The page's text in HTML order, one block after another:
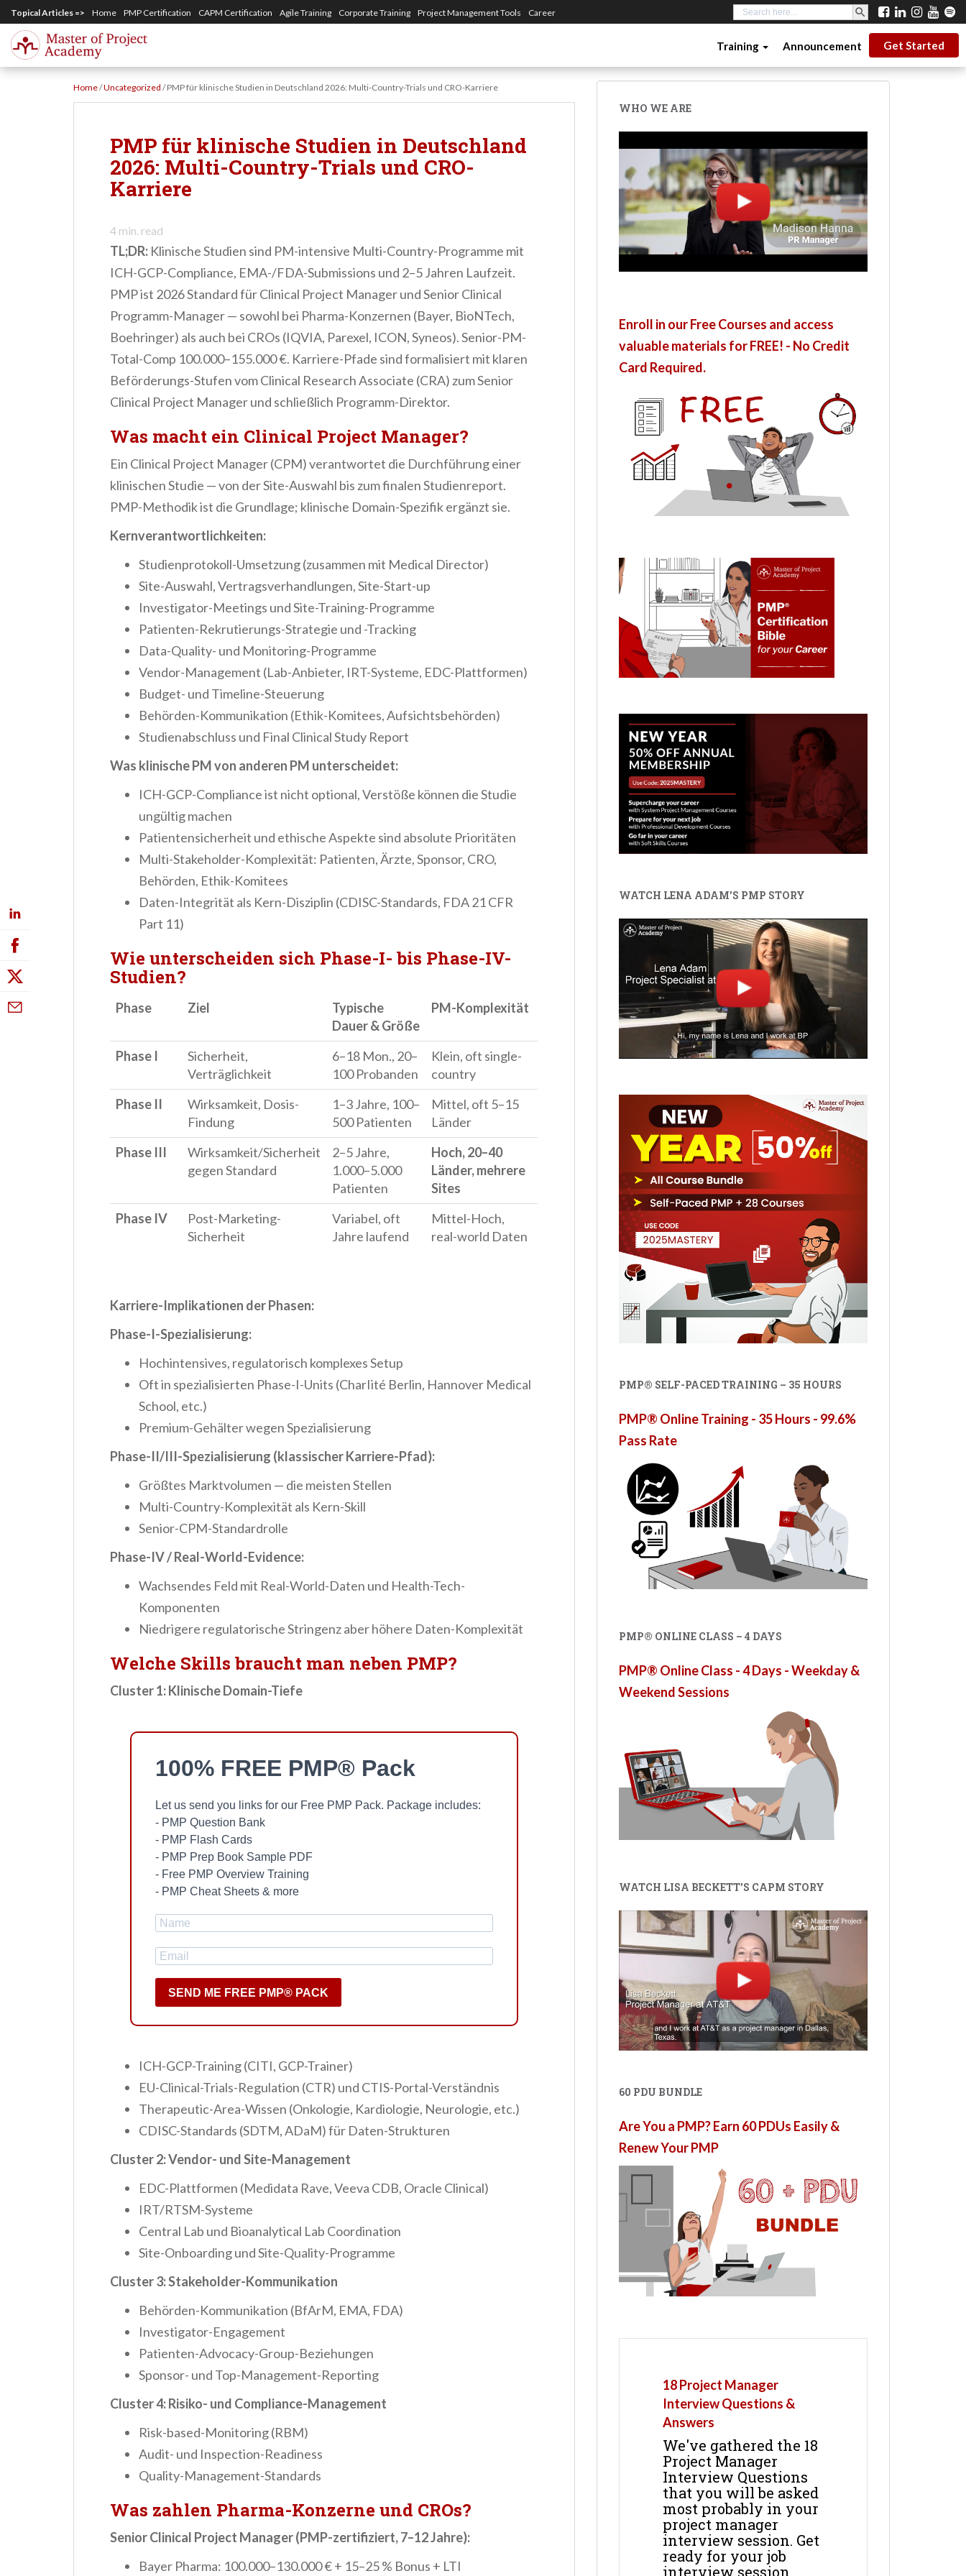
p
Topical Articles => Home PMP Certification CAPM Certification Agile Training Corporate Training Project Management Tools Career
Search
for:
SEARCH BUTTON
Training Announcement Get Started
Home/Uncategorized /PMP für klinische Studien in Deutschland 2026: Multi-Country-Trials und CRO-Karriere
PMP für klinische Studien in Deutschland
2026: Multi-Country-Trials und CRO-
Karriere
4 min. read
TL;DR: Klinische Studien sind PM-intensive Multi-Country-Programme mit
ICH-GCP-Compliance, EMA-/FDA-Submissions und 2–5 Jahren Laufzeit.
PMP ist 2026 Standard für Clinical Project Manager und Senior Clinical
Programm-Manager — sowohl bei Pharma-Konzernen (Bayer, BioNTech,
Boehringer) als auch bei CROs (IQVIA, Parexel, ICON, Syneos). Senior-PM-
Total-Comp 100.000–155.000 €. Karriere-Pfade sind formalisiert mit klaren
Beförderungs-Stufen vom Clinical Research Associate (CRA) zum Senior
Clinical Project Manager und schließlich Programm-Direktor.
Was macht ein Clinical Project Manager?
Ein Clinical Project Manager (CPM) verantwortet die Durchführung einer
klinischen Studie — von der Site-Auswahl bis zum finalen Studienreport.
PMP-Methodik ist die Grundlage; klinische Domain-Spezifik ergänzt sie.
Kernverantwortlichkeiten:
Studienprotokoll-Umsetzung (zusammen mit Medical Director)
Site-Auswahl, Vertragsverhandlungen, Site-Start-up
Investigator-Meetings und Site-Training-Programme
Patienten-Rekrutierungs-Strategie und -Tracking
Data-Quality- und Monitoring-Programme
Vendor-Management (Lab-Anbieter, IRT-Systeme, EDC-Plattformen)
Budget- und Timeline-Steuerung
Behörden-Kommunikation (Ethik-Komitees, Aufsichtsbehörden)
Studienabschluss und Final Clinical Study Report
Was klinische PM von anderen PM unterscheidet:
ICH-GCP-Compliance ist nicht optional, Verstöße können die Studie
ungültig machen
Patientensicherheit und ethische Aspekte sind absolute Prioritäten
Multi-Stakeholder-Komplexität: Patienten, Ärzte, Sponsor, CRO,
Behörden, Ethik-Komitees
Daten-Integrität als Kern-Disziplin (CDISC-Standards, FDA 21 CFR
Part 11)
Wie unterscheiden sich Phase-I- bis Phase-IV-
Studien?
Phase Ziel
Typische
Dauer & Größe
PM-Komplexität
Phase I
Sicherheit,
Verträglichkeit
6–18 Mon., 20–
100 Probanden
Klein, oft single-
country
Phase II
Wirksamkeit, Dosis-
Findung
1–3 Jahre, 100–
500 Patienten
Mittel, oft 5–15
Länder
Phase III
Wirksamkeit/Sicherheit
gegen Standard
2–5 Jahre,
1.000–5.000
Patienten
Hoch, 20–40
Länder, mehrere
Sites
Phase IV
Post-Marketing-
Sicherheit
Variabel, oft
Jahre laufend
Mittel-Hoch,
real-world Daten
Karriere-Implikationen der Phasen:
Phase-I-Spezialisierung:
Hochintensives, regulatorisch komplexes Setup
Oft in spezialisierten Phase-I-Units (CharIité Berlin, Hannover Medical
School, etc.)
Premium-Gehälter wegen Spezialisierung
Phase-II/III-Spezialisierung (klassischer Karriere-Pfad):
Größtes Marktvolumen — die meisten Stellen
Multi-Country-Komplexität als Kern-Skill
Senior-CPM-Standardrolle
Phase-IV / Real-World-Evidence:
Wachsendes Feld mit Real-World-Daten und Health-Tech-
Komponenten
Niedrigere regulatorische Stringenz aber höhere Daten-Komplexität
Welche Skills braucht man neben PMP?
Cluster 1: Klinische Domain-Tiefe
100% FREE PMP® Pack
Let us send you links for our Free PMP Pack. Package includes:
- PMP Question Bank
- PMP Flash Cards
- PMP Prep Book Sample PDF
- Free PMP Overview Training
- PMP Cheat Sheets & more
SEND ME FREE PMP® PACK
ICH-GCP-Training (CITI, GCP-Trainer)
EU-Clinical-Trials-Regulation (CTR) und CTIS-Portal-Verständnis
Therapeutic-Area-Wissen (Onkologie, Kardiologie, Neurologie, etc.)
CDISC-Standards (SDTM, ADaM) für Daten-Strukturen
Cluster 2: Vendor- und Site-Management
EDC-Plattformen (Medidata Rave, Veeva CDB, Oracle Clinical)
IRT/RTSM-Systeme
Central Lab und Bioanalytical Lab Coordination
Site-Onboarding und Site-Quality-Programme
Cluster 3: Stakeholder-Kommunikation
Behörden-Kommunikation (BfArM, EMA, FDA)
Investigator-Engagement
Patienten-Advocacy-Group-Beziehungen
Sponsor- und Top-Management-Reporting
Cluster 4: Risiko- und Compliance-Management
Risk-based-Monitoring (RBM)
Audit- und Inspection-Readiness
Quality-Management-Standards
Was zahlen Pharma-Konzerne und CROs?
Senior Clinical Project Manager (PMP-zertifiziert, 7–12 Jahre):
Bayer Pharma: 100.000–130.000 € + 15–25 % Bonus + LTI
WHO WE ARE
Enroll in our Free Courses and access
valuable materials for FREE! - No Credit
Card Required.
WATCH LENA ADAM'S PMP STORY
PMP® SELF-PACED TRAINING – 35 HOURS
PMP® Online Training - 35 Hours - 99.6%
Pass Rate
PMP® ONLINE CLASS – 4 DAYS
PMP® Online Class - 4 Days - Weekday &
Weekend Sessions
WATCH LISA BECKETT'S CAPM STORY
60 PDU BUNDLE
Are You a PMP? Earn 60 PDUs Easily &
Renew Your PMP
18 Project Manager
Interview Questions &
Answers
We've gathered the 18
Project Manager
Interview Questions
that you will be asked
most probably in your
project manager
interview session. Get
ready for your job
interview session.